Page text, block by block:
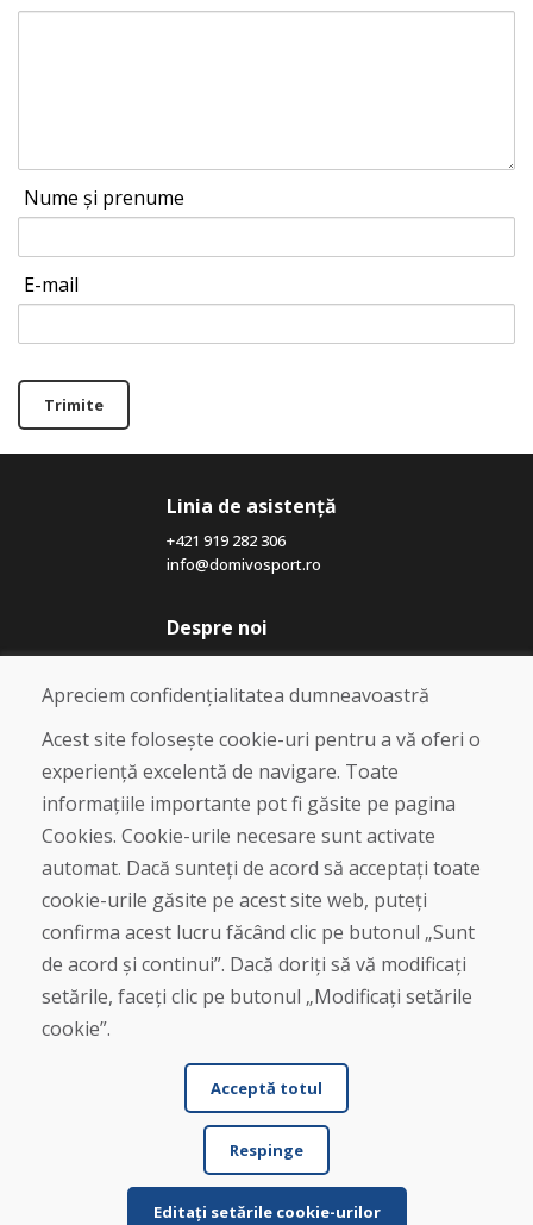
Nume și prenume
E-mail
Trimite
Linia de asistență
+421 919 282 306
info@domivosport.ro
Despre noi
Blog
Despre noi
Magazin
Contact
Cumpărare
Magazin online
Livrare și plată
Plângere
Retur și schimb de mărfuri
Protecția datelor cu caracter personal
Cookies
© DOMIVOSPORT 2026, Toate drepturile rezervate
Apreciem confidențialitatea dumneavoastră
Acest site folosește cookie-uri pentru a vă oferi o
experiență excelentă de navigare. Toate
informațiile importante pot fi găsite pe pagina
Cookies. Cookie-urile necesare sunt activate
automat. Dacă sunteți de acord să acceptați toate
cookie-urile găsite pe acest site web, puteți
confirma acest lucru făcând clic pe butonul „Sunt
de acord și continui”. Dacă doriți să vă modificați
setările, faceți clic pe butonul „Modificați setările
cookie”.
Acceptă totul
Respinge
Editați setările cookie-urilor